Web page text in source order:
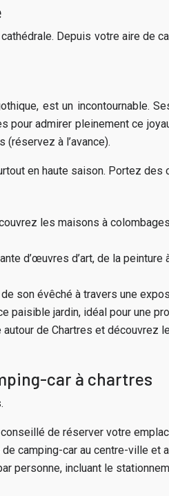
Depuis votre aire de
est un incontournable.
admirer pleinement ce
à l’avance).
en haute saison. Portez
les maisons à
d’œuvres d’art, de la
son évêché à travers une
paisible jardin, idéal pour une
de Chartres et
car à chartres
de réserver votre
camping-car au centre-ville et
personne, incluant le